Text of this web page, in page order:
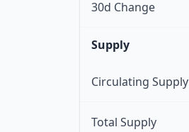
30d Change
Supply
Circulating Supply
Total Supply